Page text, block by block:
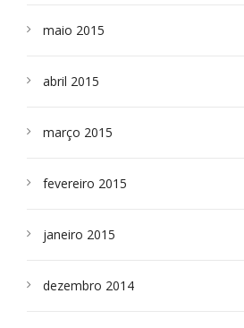
maio 2015
abril 2015
março 2015
fevereiro 2015
janeiro 2015
dezembro 2014